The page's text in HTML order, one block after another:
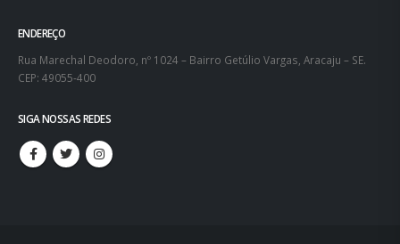
ENDEREÇO
Rua Marechal Deodoro, nº 1024 – Bairro Getúlio Vargas, Aracaju – SE.
CEP: 49055-400
SIGA NOSSAS REDES